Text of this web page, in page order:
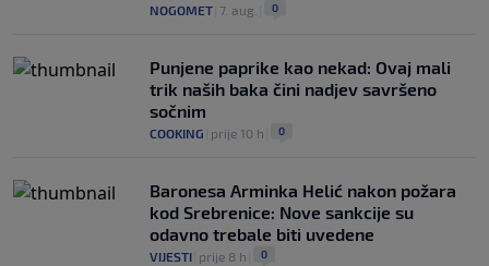
NOGOMET 7. aug. 0
Punjene paprike kao nekad: Ovaj mali
trik naših baka čini nadjev savršeno
sočnim
COOKING prije 10 h 0
Baronesa Arminka Helić nakon požara
kod Srebrenice: Nove sankcije su
odavno trebale biti uvedene
VIJESTI prije 8 h 0